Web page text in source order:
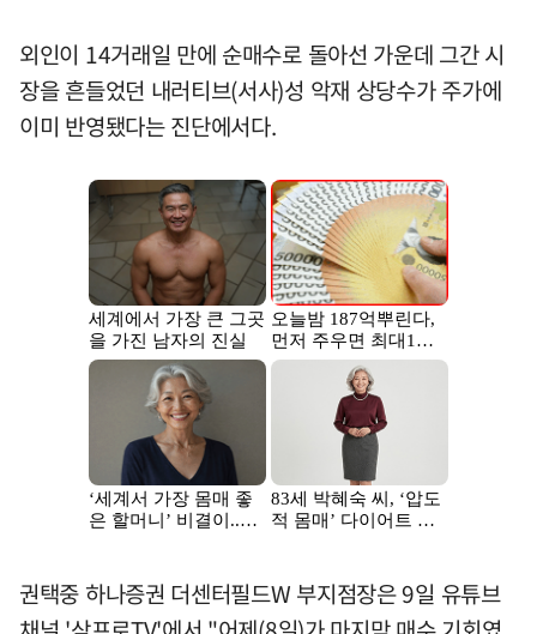
외인이 14거래일 만에 순매수로 돌아선 가운데 그간 시
장을 흔들었던 내러티브(서사)성 악재 상당수가 주가에
이미 반영됐다는 진단에서다.
권택중 하나증권 더센터필드W 부지점장은 9일 유튜브